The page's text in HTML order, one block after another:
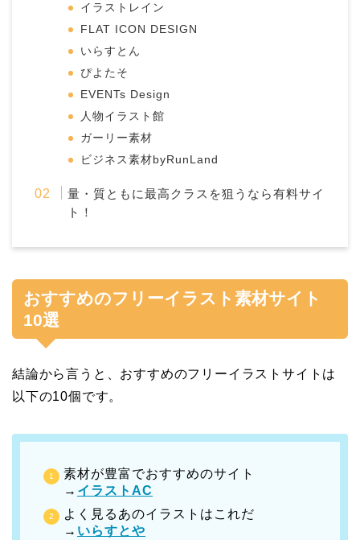
イラストレイン
FLAT ICON DESIGN
いらすとん
ぴよたそ
EVENTs Design
人物イラスト館
ガーリー素材
ビジネス素材byRunLand
量・質ともに最高クラスを狙うなら有料サイ
ト！
おすすめのフリーイラスト素材サイト
10選
結論から言うと、おすすめのフリーイラストサイトは
以下の10個です。
素材が豊富でおすすめのサイト
→ イラストAC
よく見るあのイラストはこれだ
→ いらすとや